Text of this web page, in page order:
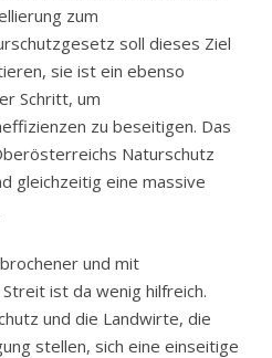
zum
soll dieses Ziel
sie ist ein ebenso
Schritt, um
zu beseitigen. Das
Naturschutz
gleichzeitig eine massive
und mit
ist da wenig hilfreich.
und die Landwirte, die
stellen, sich eine einseitige